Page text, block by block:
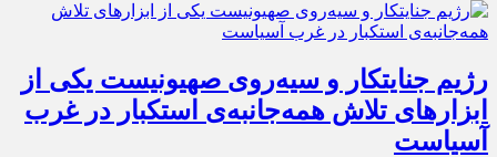
رژیم جنایتکار و سیه‌‌روی صهیونیست یکی از
ابزارهای تلاش همه‌جانبه‌ی استکبار در غرب
آسیاست